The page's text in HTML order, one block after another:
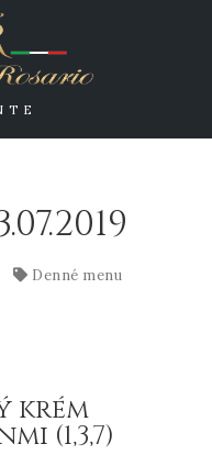
Denné menu
krém
(1,3,7)